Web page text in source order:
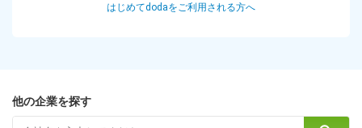
はじめてdodaをご利用される方へ
他の企業を探す